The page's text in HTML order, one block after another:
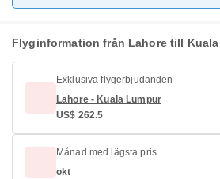
Flyginformation från Lahore till
Exklusiva flygerbjudanden
Lahore - Kuala Lumpur
US$ 262.5
Månad med lägsta pris
okt